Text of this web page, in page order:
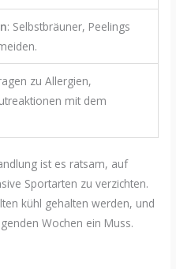
: Selbstbräuner, Peelings
zu Allergien,
mit dem
ist es ratsam, auf
Sportarten zu verzichten.
kühl gehalten werden, und
Wochen ein Muss.